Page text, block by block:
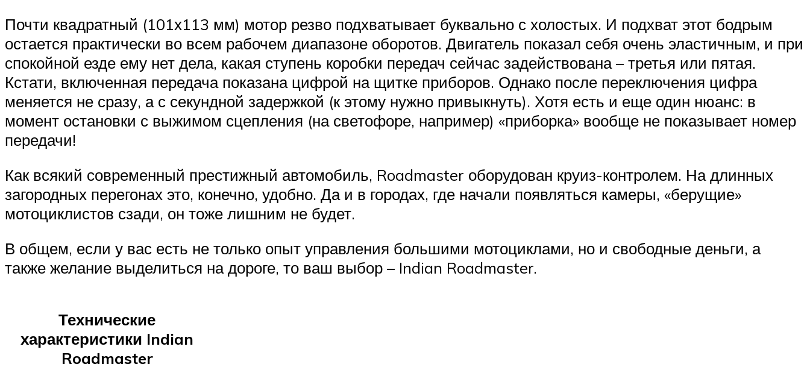
Почти квадратный (101х113 мм) мотор резво подхватывает буквально с холостых. И подхват этот бодрым
остается практически во всем рабочем диапазоне оборотов. Двигатель показал себя очень эластичным, и при
спокойной езде ему нет дела, какая ступень коробки передач сейчас задействована – третья или пятая.
Кстати, включенная передача показана цифрой на щитке приборов. Однако после переключения цифра
меняется не сразу, а с секундной задержкой (к этому нужно привыкнуть). Хотя есть и еще один нюанс: в
момент остановки с выжимом сцепления (на светофоре, например) «приборка» вообще не показывает номер
передачи!
Как всякий современный престижный автомобиль, Roadmaster оборудован круиз-контролем. На длинных
загородных перегонах это, конечно, удобно. Да и в городах, где начали появляться камеры, «берущие»
мотоциклистов сзади, он тоже лишним не будет.
В общем, если у вас есть не только опыт управления большими мотоциклами, но и свободные деньги, а
также желание выделиться на дороге, то ваш выбор – Indian Roadmaster.
Технические
характеристики Indian
Roadmaster